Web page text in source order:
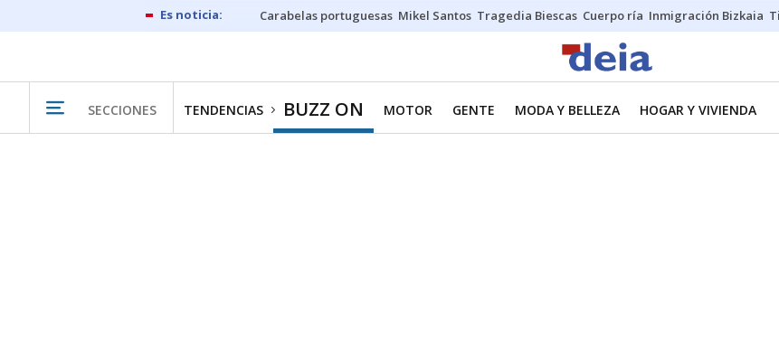
Carabelas portuguesas Mikel Santos Tragedia Biescas Cuerpo ría Inmigración Bizkaia
SECCIONES TENDENCIAS BUZZ ON MOTOR GENTE MODA Y BELLEZA HOGAR Y VIVIENDA